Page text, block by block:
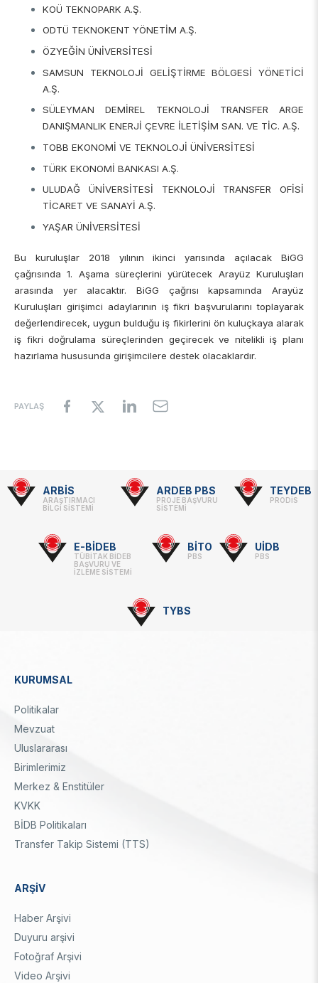
Enstitüsü
Uzay Teknolojileri Araştırma Enstitüsü (UZAY)
Kutup Araştırmaları Enstitüsü (KARE)
Video Arşivi
Fotoğraf Arşivi
KVKK Aydınlatma metni
KOÜ TEKNOPARK A.Ş.
ODTÜ TEKNOKENT YÖNETİM A.Ş.
ÖZYEĞİN ÜNİVERSİTESİ
SAMSUN TEKNOLOJİ GELİŞTİRME BÖLGESİ YÖNETİCİ
A.Ş.
SÜLEYMAN DEMİREL TEKNOLOJİ TRANSFER ARGE
DANIŞMANLIK ENERJİ ÇEVRE İLETİŞİM SAN. VE TİC. A.Ş.
TOBB EKONOMİ VE TEKNOLOJİ ÜNİVERSİTESİ
TÜRK EKONOMİ BANKASI A.Ş.
ULUDAĞ ÜNİVERSİTESİ TEKNOLOJİ TRANSFER OFİSİ
TİCARET VE SANAYİ A.Ş.
YAŞAR ÜNİVERSİTESİ
Bu kuruluşlar 2018 yılının ikinci yarısında açılacak BiGG
çağrısında 1. Aşama süreçlerini yürütecek Arayüz Kuruluşları
arasında yer alacaktır. BiGG çağrısı kapsamında Arayüz
Kuruluşları girişimci adaylarının iş fikri başvurularını toplayarak
değerlendirecek, uygun bulduğu iş fikirlerini ön kuluçkaya alarak
iş fikri doğrulama süreçlerinden geçirecek ve nitelikli iş planı
hazırlama hususunda girişimcilere destek olacaklardır.
PAYLAŞ
Footer
Linkler
ARBİS
ARAŞTIRMACI
BİLGİ SİSTEMİ
ARDEB PBS
PROJE BAŞVURU
SİSTEMİ
TEYDEB
PRODİS
E-BİDEB
TÜBİTAK BİDEB
BAŞVURU VE
İZLEME SİSTEMİ
BİTO
PBS
UİDB
PBS
TYBS
Dipnot
KURUMSAL
Politikalar
Mevzuat
Uluslararası
Birimlerimiz
Merkez & Enstitüler
KVKK
BİDB Politikaları
Transfer Takip Sistemi (TTS)
ARŞİV
Haber Arşivi
Duyuru arşivi
Fotoğraf Arşivi
Video Arşivi